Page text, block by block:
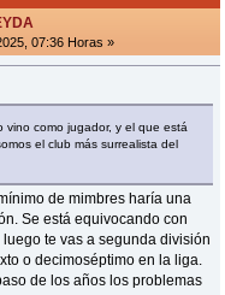
07:36 Horas »
como jugador, y el que está
el club más surrealista del
de mimbres haría una
Se está equivocando con
te vas a segunda división
o decimoséptimo en la liga.
de los años los problemas